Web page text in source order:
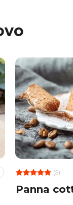
(5)
Panna